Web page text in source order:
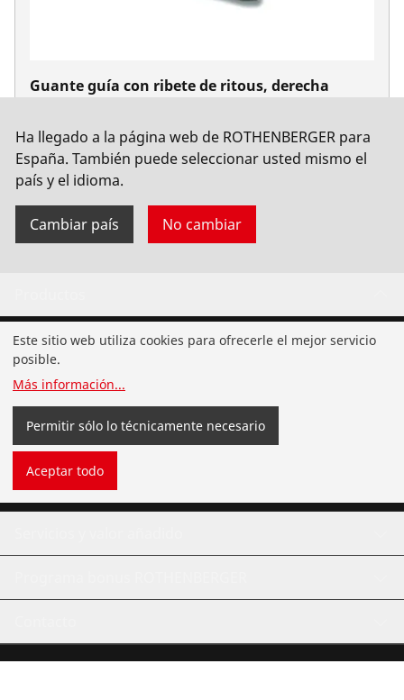
Guante guía con ribete de ritous, derecha
Ha llegado a la página web de ROTHENBERGER para
España. También puede seleccionar usted mismo el
país y el idioma.
Cambiar país No cambiar
Instalación de tuberías
Servicio y mantenimiento de tuberías
Herramientas de ACR
Herramientas de fontanería de uso general
Este sitio web utiliza cookies para ofrecerle el mejor servicio
posible.
Más información...
Permitir sólo lo técnicamente necesario
Aceptar todo